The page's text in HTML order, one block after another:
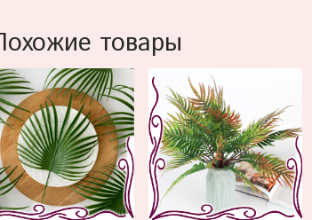
товары